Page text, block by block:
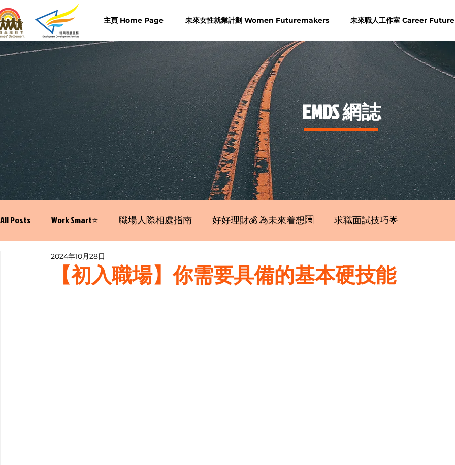
主頁 Home Page 未來女性就業計劃 Women Futuremakers 未來職人工作室 Career Future
​EMDS 網誌
All Posts Work Smart⭐️ 職場人際相處指南 好好理財💰 為未來着想🈵 求職面試技巧🌟
寫履歷表嘅技巧📝 行業知多啲
【初入職場】你需要具備的基本硬技能
2024年10月28日